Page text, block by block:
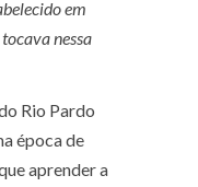
em
nessa
Rio Pardo
época de
aprender a